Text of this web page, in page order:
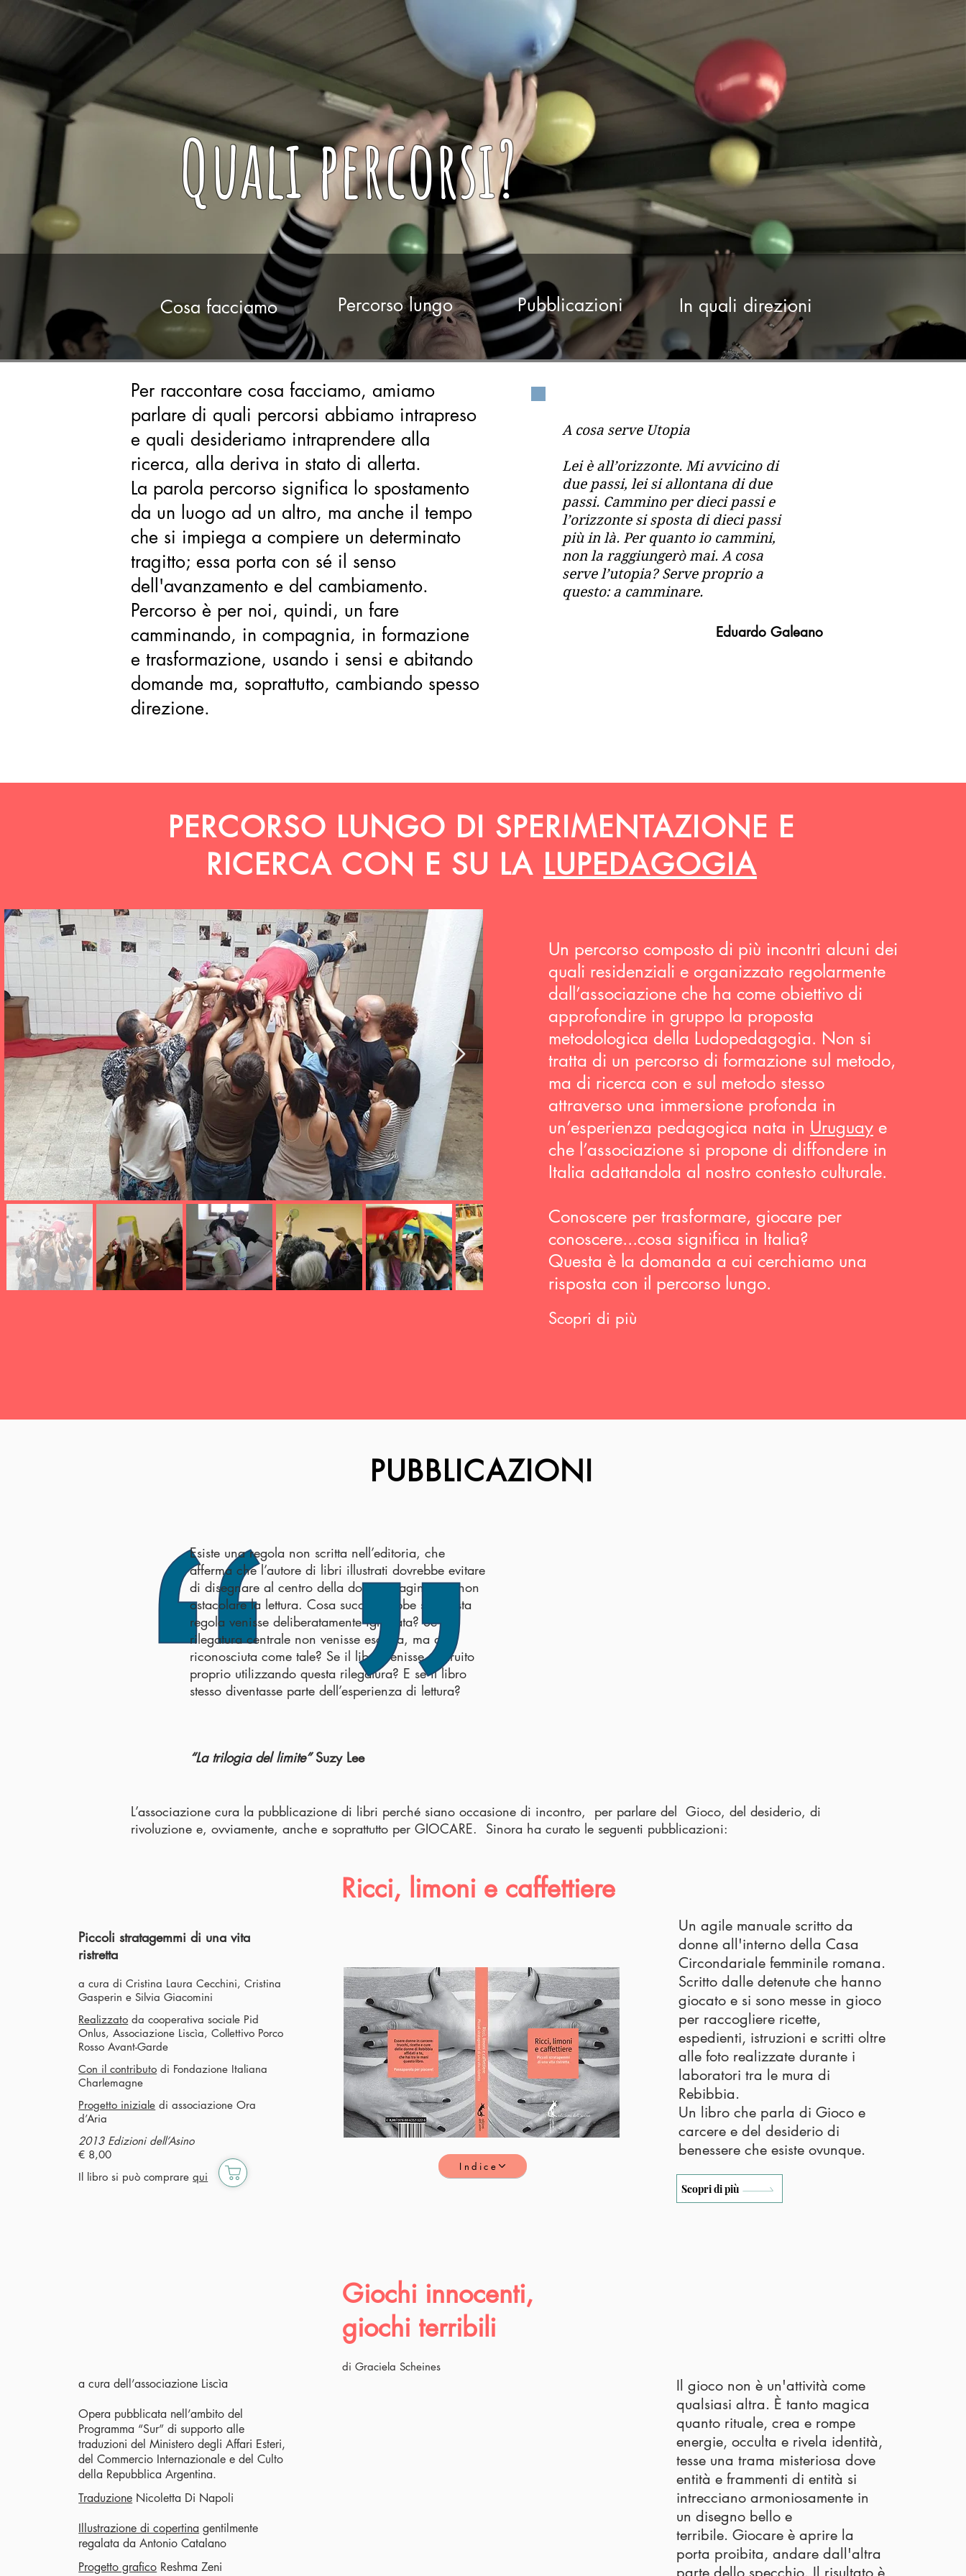
Quali percorsi?
In quali direzioni
Pubblicazioni
Percorso lungo
Cosa facciamo
Per raccontare cosa facciamo, amiamo
parlare di quali percorsi abbiamo intrapreso
e quali desideriamo intraprendere alla
ricerca, alla deriva in stato di allerta.
La parola percorso significa lo spostamento
da un luogo ad un altro, ma anche il tempo
che si impiega a compiere un determinato
tragitto; essa porta con sé il senso
dell'avanzamento e del cambiamento.
Percorso è per noi, quindi, un fare
camminando, in compagnia, in formazione
e trasformazione, usando i sensi e abitando
domande ma, soprattutto, cambiando spesso
direzione.
A cosa serve Utopia
Lei è all’orizzonte. Mi avvicino di
due passi, lei si allontana di due
passi. Cammino per dieci passi e
l’orizzonte si sposta di dieci passi
più in là. Per quanto io cammini,
non la raggiungerò mai. A cosa
serve l’utopia? Serve proprio a
questo: a camminare.
Eduardo Galeano
PERCORSO LUNGO DI SPERIMENTAZIONE E
RICERCA CON E SU LA LUPEDAGOGIA
Un percorso composto di più incontri alcuni dei
quali residenziali e organizzato regolarmente
dall’associazione che ha come obiettivo di
approfondire in gruppo la proposta
metodologica della Ludopedagogia. Non si
tratta di un percorso di formazione sul metodo,
ma di ricerca con e sul metodo stesso
attraverso una immersione profonda in
un’esperienza pedagogica nata in Uruguay e
che l’associazione si propone di diffondere in
Italia adattandola al nostro contesto culturale.
Conoscere per trasformare, giocare per
conoscere...cosa significa in Italia?
Questa è la domanda a cui cerchiamo una
risposta con il percorso lungo.
Scopri di più
PUBBLICAZIONI
Esiste una regola non scritta nell’editoria, che
afferma che l’autore di libri illustrati dovrebbe evitare
di disegnare al centro della doppia pagina per non
ostacolare la lettura. Cosa succederebbe se questa
regola venisse deliberatamente ignorata? Se la
rilegatura centrale non venisse esclusa, ma anzi
riconosciuta come tale? Se il libro venisse costruito
proprio utilizzando questa rilegatura? E se il libro
stesso diventasse parte dell’esperienza di lettura?
“La trilogia del limite”Suzy Lee
L’associazione cura la pubblicazione di libri perché siano occasione di incontro, per parlare del Gioco, del desiderio, di
rivoluzione e, ovviamente, anche e soprattutto per GIOCARE. Sinora ha curato le seguenti pubblicazioni:
Piccoli stratagemmi di una vita
ristretta
a cura di Cristina Laura Cecchini, Cristina
Gasperin e Silvia Giacomini
Realizzato da cooperativa sociale Pid
Onlus, Associazione Liscìa, Collettivo Porco
Rosso Avant-Garde
Con il contributo di Fondazione Italiana
Charlemagne
Progetto iniziale di associazione Ora
d’Aria
2013 Edizioni dell’Asino
€ 8,00
Il libro si può comprarequi
Ricci, limoni e caffettiere
Indice
Un agile manuale scritto da
donne all'interno della Casa
Circondariale femminile romana.
Scritto dalle detenute che hanno
giocato e si sono messe in gioco
per raccogliere ricette,
espedienti, istruzioni e scritti oltre
alle foto realizzate durante i
laboratori tra le mura di
Rebibbia.
Un libro che parla di Gioco e
carcere e del desiderio di
benessere che esiste ovunque.
Scopri di più
a cura dell’associazione Liscìa
Opera pubblicata nell’ambito del
Programma “Sur” di supporto alle
traduzioni del Ministero degli Affari Esteri,
del Commercio Internazionale e del Culto
della Repubblica Argentina.
Traduzione Nicoletta Di Napoli
Illustrazione di copertina gentilmente
regalata da Antonio Catalano
Progetto grafico Reshma Zeni
Giochi innocenti,
giochi terribili
di Graciela Scheines
Il gioco non è un'attività come
qualsiasi altra. È tanto magica
quanto rituale, crea e rompe
energie, occulta e rivela identità,
tesse una trama misteriosa dove
entità e frammenti di entità si
intrecciano armoniosamente in
un disegno bello e
terribile. Giocare è aprire la
porta proibita, andare dall'altra